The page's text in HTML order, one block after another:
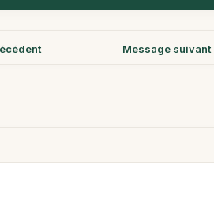
Message suivant